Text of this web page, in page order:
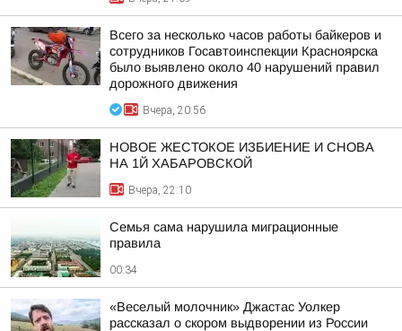
Всего за несколько часов работы байкеров и
сотрудников Госавтоинспекции Красноярска
было выявлено около 40 нарушений правил
дорожного движения
Вчера, 20:56
НОВОЕ ЖЕСТОКОЕ ИЗБИЕНИЕ И СНОВА
НА 1Й ХАБАРОВСКОЙ
Вчера, 22:10
Семья сама нарушила миграционные
правила
00:34
«Веселый молочник» Джастас Уолкер
рассказал о скором выдворении из России